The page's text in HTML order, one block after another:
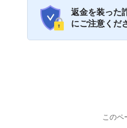
返金を装った
にご注意くだ
このペ